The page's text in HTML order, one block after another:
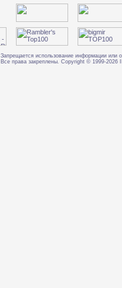
Запрещается использование информации или
Все права закреплены. Copyright © 1999-